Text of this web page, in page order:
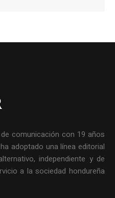
comunicación con 19 años
adoptado una línea editorial
independiente y de
a la sociedad hondureña